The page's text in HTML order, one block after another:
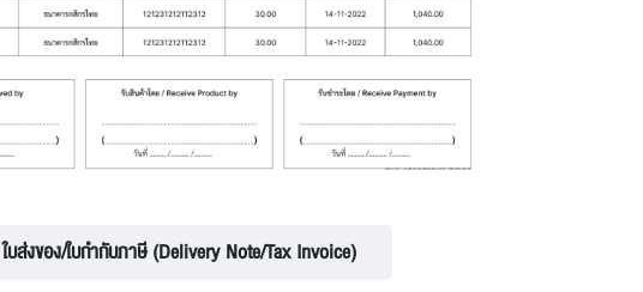
ใบส่งของ/ใบกำกับภาษี (Delivery Note/Tax Invoice)